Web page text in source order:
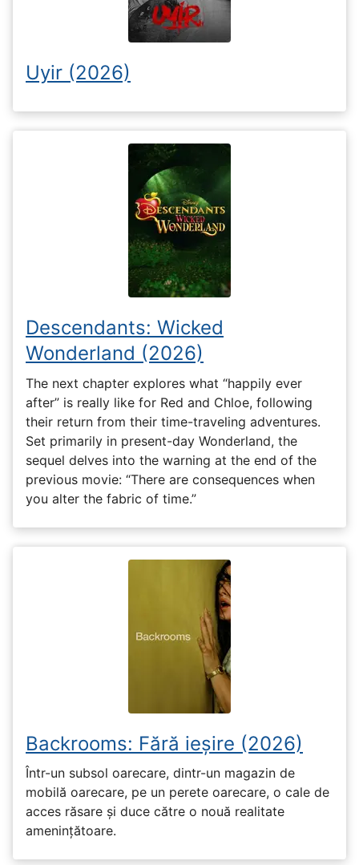
Uyir (2026)
Descendants: Wicked
Wonderland (2026)
The next chapter explores what “happily ever
after” is really like for Red and Chloe, following
their return from their time-traveling adventures.
Set primarily in present-day Wonderland, the
sequel delves into the warning at the end of the
previous movie: “There are consequences when
you alter the fabric of time.”
Backrooms: Fără ieșire (2026)
Într-un subsol oarecare, dintr-un magazin de
mobilă oarecare, pe un perete oarecare, o cale de
acces răsare și duce către o nouă realitate
amenințătoare.